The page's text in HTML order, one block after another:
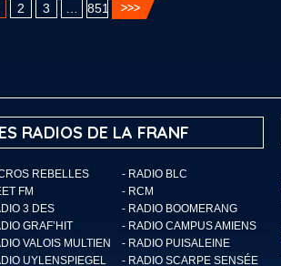
2 3 851
RADIOS DE LA FRANF
REBELLES
- RADIO BLC
FM
- RCM
3 DES
- RADIO BOOMERANG
GRAF’HIT
- RADIO CAMPUS AMIENS
VALOIS MULTIEN
- RADIO PUISALEINE
UYLENSPIEGEL
- RADIO SCARPE SENSÉE